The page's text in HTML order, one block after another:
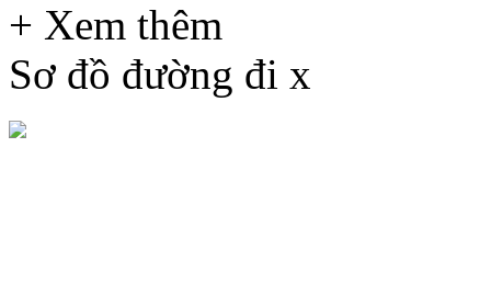
+ Xem thêm
Sơ đồ đường đi x